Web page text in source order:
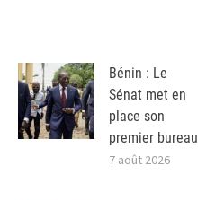
Bénin : Le
Sénat met en
place son
premier bureau
7 août 2026